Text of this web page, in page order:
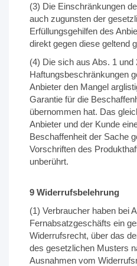
(3) Die Einschränkungen
auch zugunsten der
Erfüllungsgehilfen des
direkt gegen diese geltend
(4) Die sich aus Abs. 1 und
Haftungsbeschränkungen
Anbieter den Mangel
Garantie für die
übernommen hat. Das
Anbieter und der Kunde
Beschaffenheit der Sache
Vorschriften des
unberührt.
9 Widerrufsbelehrung
(1) Verbraucher haben bei
Fernabsatzgeschäfts ein
Widerrufsrecht, über das
des gesetzlichen Musters
Ausnahmen vom